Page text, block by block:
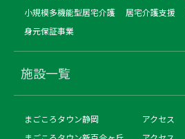
小規模多機能型居宅介護
居宅介護支援
身元保証事業
施設一覧
まごころタウン静岡
アクセス